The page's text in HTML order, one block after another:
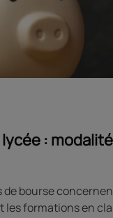
:
de bourse
les formations en